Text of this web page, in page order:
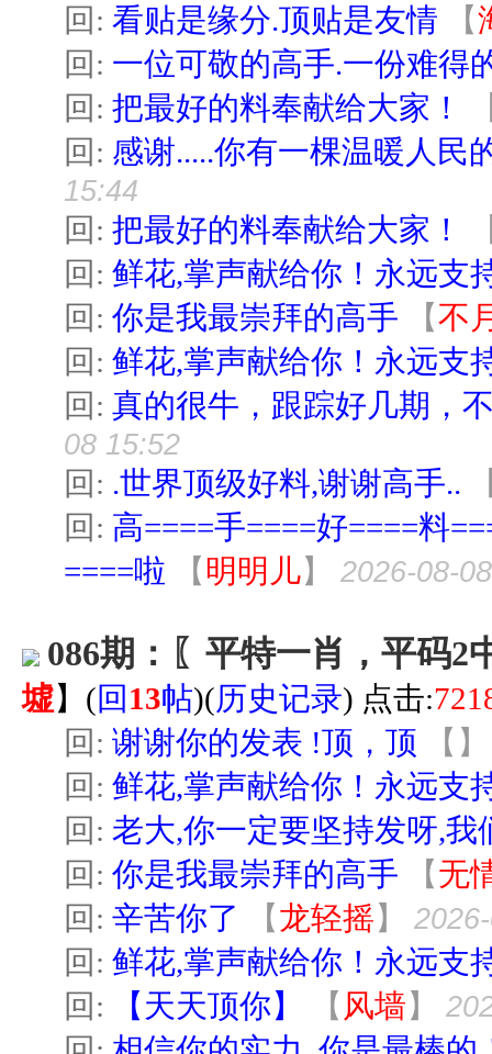
回: 看贴是缘分.顶贴是友情 【
回: 一位可敬的高手.一份难得
回: 把最好的料奉献给大家！
回: 感谢.....你有一棵温暖人民
15:44
回: 把最好的料奉献给大家！
回: 鲜花,掌声献给你！永远支
回: 你是我最崇拜的高手 【不
回: 鲜花,掌声献给你！永远支
回: 真的很牛，跟踪好几期，
08 15:52
回: .世界顶级好料,谢谢高手..
回: 高====手====好====料
====啦
【明明儿】 2026-08-
086期：〖平特一肖，平码2
墟】 (回 13帖)(历史记录) 点击:
回: 谢谢你的发表 !顶，顶 【 】
回: 鲜花,掌声献给你！永远支
回: 老大,你一定要坚持发呀,我
回: 你是我最崇拜的高手 【无
回: 辛苦你了 【龙轻摇】
回: 鲜花,掌声献给你！永远支
回:
【天天顶你】 【 风墙】